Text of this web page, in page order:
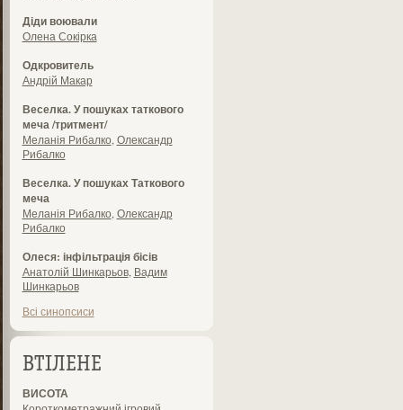
Діди воювали
Олена Сокірка
Одкровитель
Андрій Макар
Веселка. У пошуках таткового
меча /тритмент/
Меланія Рибалко Олександр
Рибалко
Веселка. У пошуках Таткового
меча
Меланія Рибалко Олександр
Рибалко
Олеся: інфільтрація бісів
Анатолій Шинкарьов, Вадим
Шинкарьов
Всі синопсиси
ВТІЛЕНЕ
ВИСОТА